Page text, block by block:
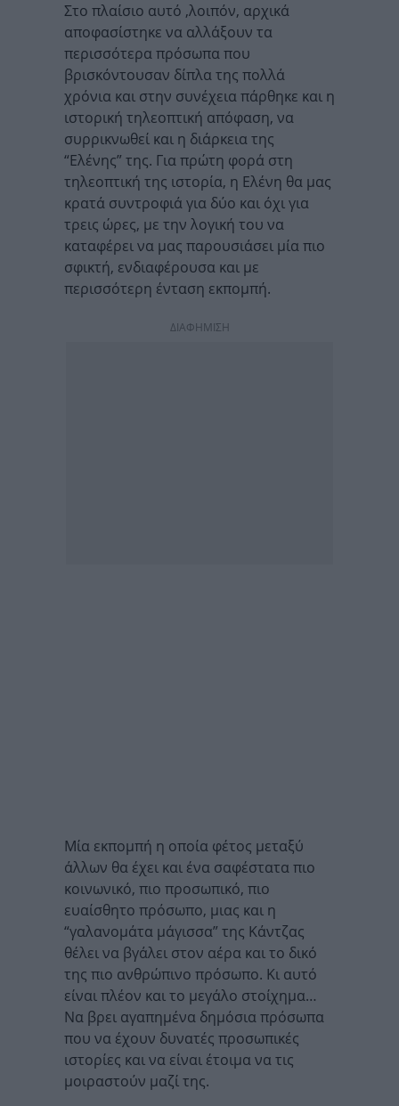
Στο πλαίσιο αυτό ,λοιπόν, αρχικά
αποφασίστηκε να αλλάξουν τα
περισσότερα πρόσωπα που
βρισκόντουσαν δίπλα της πολλά
χρόνια και στην συνέχεια πάρθηκε και η
ιστορική τηλεοπτική απόφαση, να
συρρικνωθεί και η διάρκεια της
“Ελένης” της. Για πρώτη φορά στη
τηλεοπτική της ιστορία, η Ελένη θα μας
κρατά συντροφιά για δύο και όχι για
τρεις ώρες, με την λογική του να
καταφέρει να μας παρουσιάσει μία πιο
σφικτή, ενδιαφέρουσα και με
περισσότερη ένταση εκπομπή.
ΔΙΑΦΗΜΙΣΗ
Μία εκπομπή η οποία φέτος μεταξύ
άλλων θα έχει και ένα σαφέστατα πιο
κοινωνικό, πιο προσωπικό, πιο
ευαίσθητο πρόσωπο, μιας και η
“γαλανομάτα μάγισσα” της Κάντζας
θέλει να βγάλει στον αέρα και το δικό
της πιο ανθρώπινο πρόσωπο. Κι αυτό
είναι πλέον και το μεγάλο στοίχημα…
Να βρει αγαπημένα δημόσια πρόσωπα
που να έχουν δυνατές προσωπικές
ιστορίες και να είναι έτοιμα να τις
μοιραστούν μαζί της.